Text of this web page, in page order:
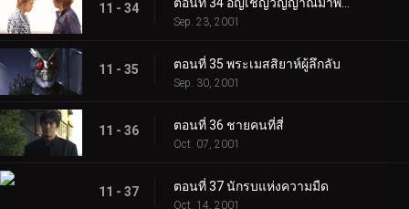
11 - 34
Sep. 23, 2001
11 - 35 ตอนที่ 35 พระเมสสิยาห์ผู้ลึกลับ
Sep. 30, 2001
11 - 36 ตอนที่ 36 ชายคนที่สี่
Oct. 07, 2001
11 - 37 ตอนที่ 37 นักรบแห่งความมืด
Oct. 14, 2001